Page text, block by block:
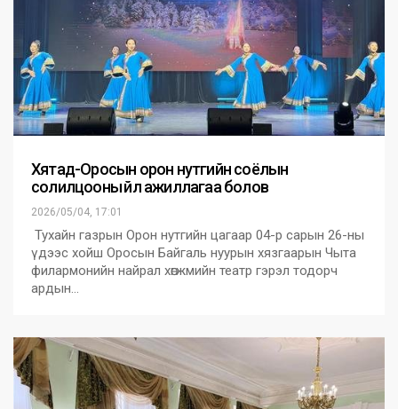
Хятад-Оросын орон нутгийн соёлын
солилцооны үйл ажиллагаа болов
2026/05/04, 17:01
Тухайн газрын Орон нутгийн цагаар 04-р сарын 26-ны
үдээс хойш Оросын Байгаль нуурын хязгаарын Чыта
филармонийн найрал хөгжмийн театр гэрэл тодорч
ардын…